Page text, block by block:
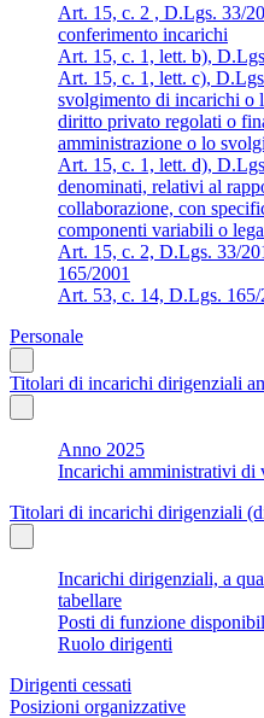
Art. 15, c. 2 , D.Lgs. 33/
conferimento incarichi
Art. 15, c. 1, lett. b),
Art. 15, c. 1, lett. c),
svolgimento di incarichi o
diritto privato regolati o
amministrazione o lo
Art. 15, c. 1, lett. d),
denominati, relativi al
collaborazione, con
componenti variabili o
Art. 15, c. 2, D.Lgs. 33/
165/2001
Art. 53, c. 14, D.Lgs. 165/
Personale
Titolari di incarichi dirigenziali
Anno 2025
Incarichi amministrativi di
Titolari di incarichi dirigenziali
Incarichi dirigenziali, a
tabellare
Posti di funzione
Ruolo dirigenti
Dirigenti cessati
Posizioni organizzative